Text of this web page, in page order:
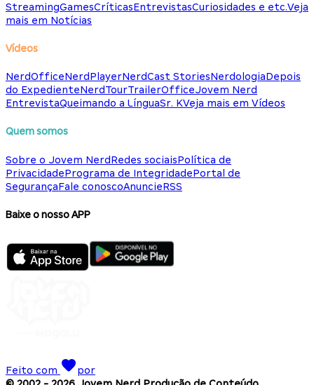
StreamingGamesCríticasEntrevistasCuriosidades e etc.Veja
mais em Notícias
Vídeos
NerdOfficeNerdPlayerNerdCast StoriesNerdologiaDepois
do ExpedienteNerdTourTrailerOfficeJovem Nerd
EntrevistaQueimando a LínguaSr. KVeja mais em Vídeos
Quem somos
Sobre o Jovem NerdRedes sociaisPolítica de
PrivacidadePrograma de IntegridadePortal de
SegurançaFale conoscoAnuncieRSS
Baixe o nosso APP
Feito com
por